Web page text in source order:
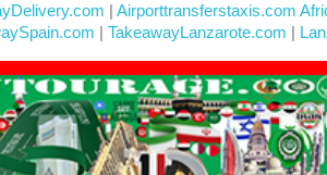
| Airporttransferstaxis.com
| TakeawayLanzarote.com |